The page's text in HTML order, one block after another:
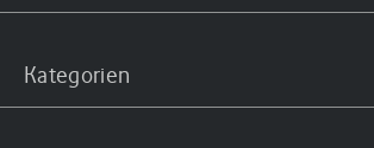
Kategorien